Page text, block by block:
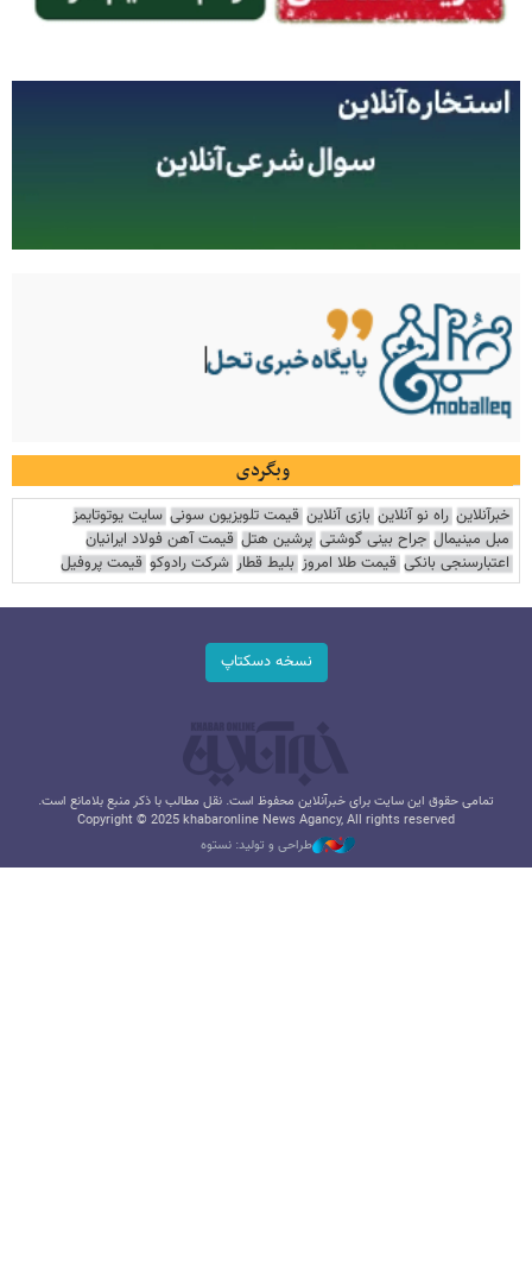
وبگردی
خبرآنلاین راه نو آنلاین بازی آنلاین قیمت تلویزیون سونی سایت یوتوتایمز
مبل مینیمال جراح بینی گوشتی پرشین هتل قیمت آهن فولاد ایرانیان
اعتبارسنجی بانکی قیمت طلا امروز بلیط قطار شرکت رادوکو قیمت پروفیل
نسخه دسکتاپ
تمامی حقوق این سایت برای خبرآنلاین محفوظ است. نقل مطالب با ذکر منبع بلامانع است.
Copyright © 2025 khabaronline News Agancy, All rights reserved
طراحی و تولید: نستوه